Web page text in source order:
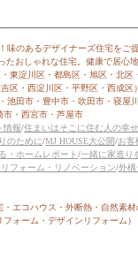
味のあるデザイナーズ住宅をご
たおしゃれな住宅。健康で居心
東淀川区・都島区・旭区・北
区・西淀川区・平野区・西成区
池田市・豊中市・吹田市・寝
市・西宮市・芦屋市
情報/住まいはそこに住む人の幸
のために/MJ HOUSE大公開/お客
・ホームレポート/一緒に家造り
フォーム・リノベーション/外構
エコハウス・外断熱・自然素
ォーム・デザインリフォーム）